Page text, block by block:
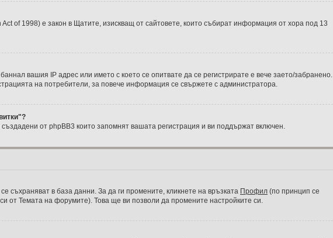
of 1998) е закон в Щатите, изискващ от сайтовете, които събират информация от хора под 13
вашия IP адрес или името с което се опитвате да се регистрирате е вече заето/забранено.
на потребители, за повече информация се свържете с администратора.
създадени от phpBB3 които запомнят вашата регистрация и ви поддържат включен.
съхраняват в база данни. За да ги промените, кликнете на връзката Профил (по принцип се
от Темата на форумите). Това ще ви позволи да промените настройките си.